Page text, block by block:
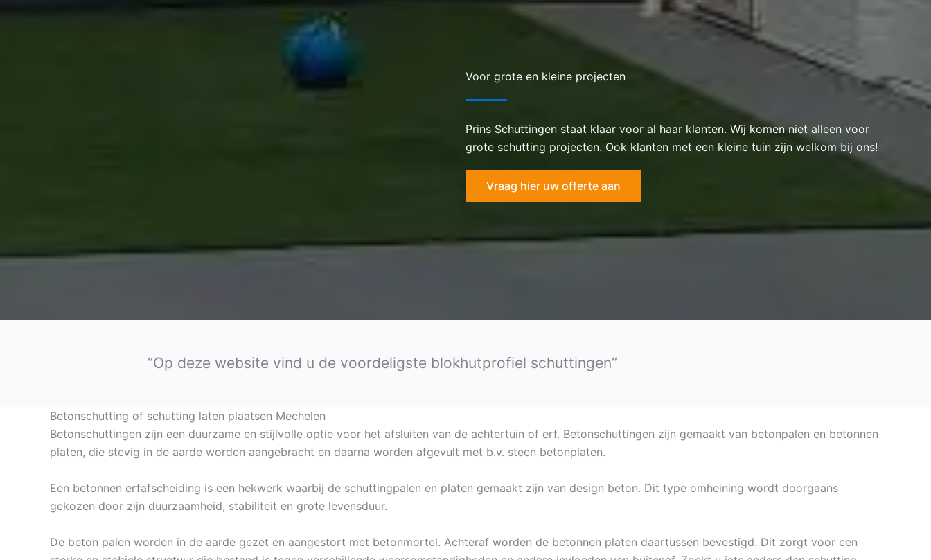
Voor grote en kleine projecten
Prins Schuttingen staat klaar voor al haar klanten. Wij komen niet alleen voor
grote schutting projecten. Ook klanten met een kleine tuin zijn welkom bij ons!
Vraag hier uw offerte aan
“Op deze website vind u de voordeligste blokhutprofiel schuttingen”
Betonschutting of schutting laten plaatsen Mechelen
Betonschuttingen zijn een duurzame en stijlvolle optie voor het afsluiten van de achtertuin of erf. Betonschuttingen zijn gemaakt van betonpalen en betonnen
platen, die stevig in de aarde worden aangebracht en daarna worden afgevult met b.v. steen betonplaten.
Een betonnen erfafscheiding is een hekwerk waarbij de schuttingpalen en platen gemaakt zijn van design beton. Dit type omheining wordt doorgaans
gekozen door zijn duurzaamheid, stabiliteit en grote levensduur.
De beton palen worden in de aarde gezet en aangestort met betonmortel. Achteraf worden de betonnen platen daartussen bevestigd. Dit zorgt voor een